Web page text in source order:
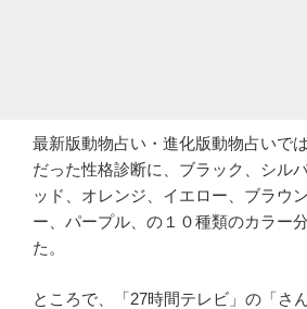
最新版動物占い・進化版動物占いで
だった性格診断に、ブラック、シル
ッド、オレンジ、イエロー、ブラウ
ー、パープル、の１０種類のカラー
た。
ところで、「27時間テレビ」の「さ